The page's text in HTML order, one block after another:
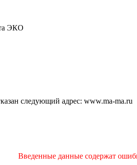
ЭКО
следующий адрес: www.ma-ma.ru
Введенные данные содержат